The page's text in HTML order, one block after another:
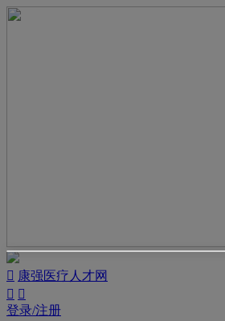
 康强医疗人才网
 
登录/注册